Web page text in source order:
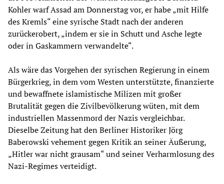
Kohler warf Assad am Donnerstag vor, er habe „mit Hilfe
des Kremls“ eine syrische Stadt nach der anderen
zurückerobert, „indem er sie in Schutt und Asche legte
oder in Gaskammern verwandelte“.
Als wäre das Vorgehen der syrischen Regierung in einem
Bürgerkrieg, in dem vom Westen unterstützte, finanzierte
und bewaffnete islamistische Milizen mit großer
Brutalität gegen die Zivilbevölkerung wüten, mit dem
industriellen Massenmord der Nazis vergleichbar.
Dieselbe Zeitung hat den Berliner Historiker Jörg
Baberowski vehement gegen Kritik an seiner Äußerung,
„Hitler war nicht grausam“ und seiner Verharmlosung des
Nazi-Regimes verteidigt.